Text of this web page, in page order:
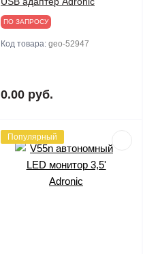
ПО ЗАПРОСУ
Код товара: geo-52947
0.00 руб.
Популярный